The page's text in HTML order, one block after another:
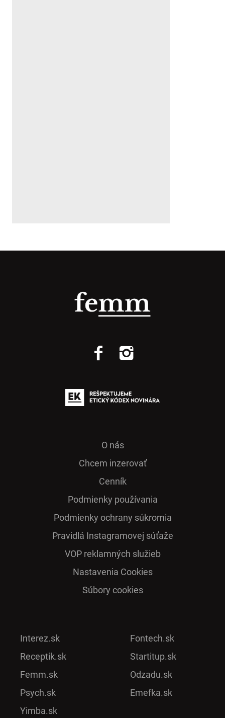
O nás
Chcem inzerovať
Cenník
Podmienky používania
Podmienky ochrany súkromia
Pra­vidlá Ins­ta­gra­mo­vej sú­ťaže
VOP reklamných služieb
Nastavenia Cookies
Súbory cookies
Interez.sk
Receptik.sk
Femm.sk
Psych.sk
Yimba.sk
Fontech.sk
Startitup.sk
Odzadu.sk
Emefka.sk